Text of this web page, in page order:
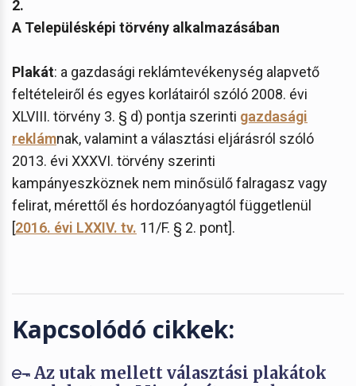
2.
A Településképi törvény alkalmazásában
Plakát: a gazdasági reklámtevékenység alapvető
feltételeiről és egyes korlátairól szóló 2008. évi
XLVIII. törvény 3. § d) pontja szerinti gazdasági
reklámnak, valamint a választási eljárásról szóló
2013. évi XXXVI. törvény szerinti
kampányeszköznek nem minősülő falragasz vagy
felirat, mérettől és hordozóanyagtól függetlenül
[2016. évi LXXIV. tv. 11/F. § 2. pont].
Kapcsolódó cikkek:
Az utak mellett választási plakátok